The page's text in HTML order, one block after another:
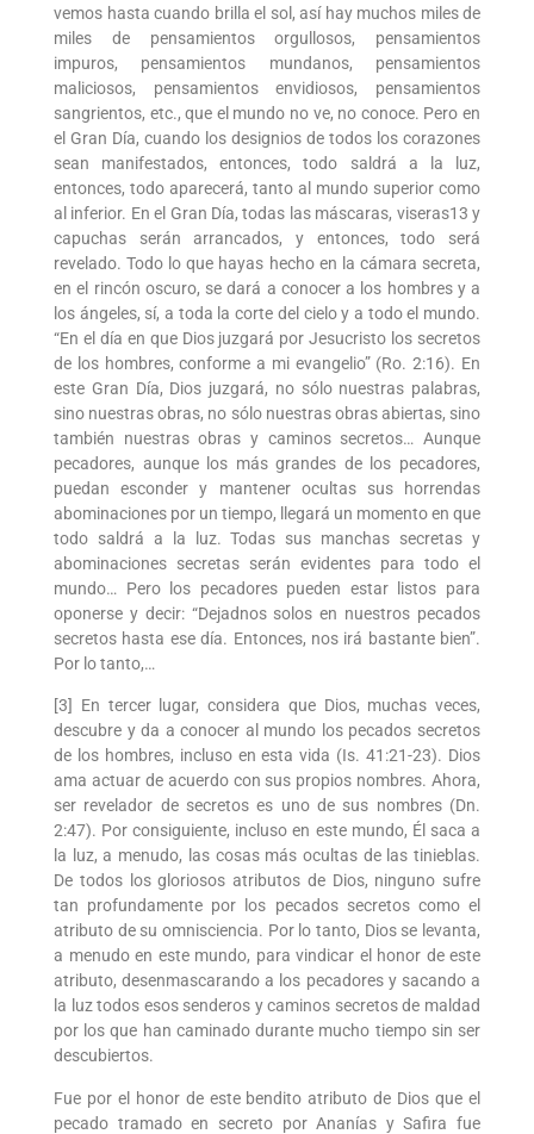
vemos hasta cuando brilla el sol, así hay muchos miles de
miles de pensamientos orgullosos, pensamientos
impuros, pensamientos mundanos, pensamientos
maliciosos, pensamientos envidiosos, pensamientos
sangrientos, etc., que el mundo no ve, no conoce. Pero en
el Gran Día, cuando los designios de todos los corazones
sean manifestados, entonces, todo saldrá a la luz,
entonces, todo aparecerá, tanto al mundo superior como
al inferior. En el Gran Día, todas las máscaras, viseras13 y
capuchas serán arrancados, y entonces, todo será
revelado. Todo lo que hayas hecho en la cámara secreta,
en el rincón oscuro, se dará a conocer a los hombres y a
los ángeles, sí, a toda la corte del cielo y a todo el mundo.
“En el día en que Dios juzgará por Jesucristo los secretos
de los hombres, conforme a mi evangelio” (Ro. 2:16). En
este Gran Día, Dios juzgará, no sólo nuestras palabras,
sino nuestras obras, no sólo nuestras obras abiertas, sino
también nuestras obras y caminos secretos… Aunque
pecadores, aunque los más grandes de los pecadores,
puedan esconder y mantener ocultas sus horrendas
abominaciones por un tiempo, llegará un momento en que
todo saldrá a la luz. Todas sus manchas secretas y
abominaciones secretas serán evidentes para todo el
mundo… Pero los pecadores pueden estar listos para
oponerse y decir: “Dejadnos solos en nuestros pecados
secretos hasta ese día. Entonces, nos irá bastante bien”.
Por lo tanto,…
[3] En tercer lugar, considera que Dios, muchas veces,
descubre y da a conocer al mundo los pecados secretos
de los hombres, incluso en esta vida (Is. 41:21-23). Dios
ama actuar de acuerdo con sus propios nombres. Ahora,
ser revelador de secretos es uno de sus nombres (Dn.
2:47). Por consiguiente, incluso en este mundo, Él saca a
la luz, a menudo, las cosas más ocultas de las tinieblas.
De todos los gloriosos atributos de Dios, ninguno sufre
tan profundamente por los pecados secretos como el
atributo de su omnisciencia. Por lo tanto, Dios se levanta,
a menudo en este mundo, para vindicar el honor de este
atributo, desenmascarando a los pecadores y sacando a
la luz todos esos senderos y caminos secretos de maldad
por los que han caminado durante mucho tiempo sin ser
descubiertos.
Fue por el honor de este bendito atributo de Dios que el
pecado tramado en secreto por Ananías y Safira fue